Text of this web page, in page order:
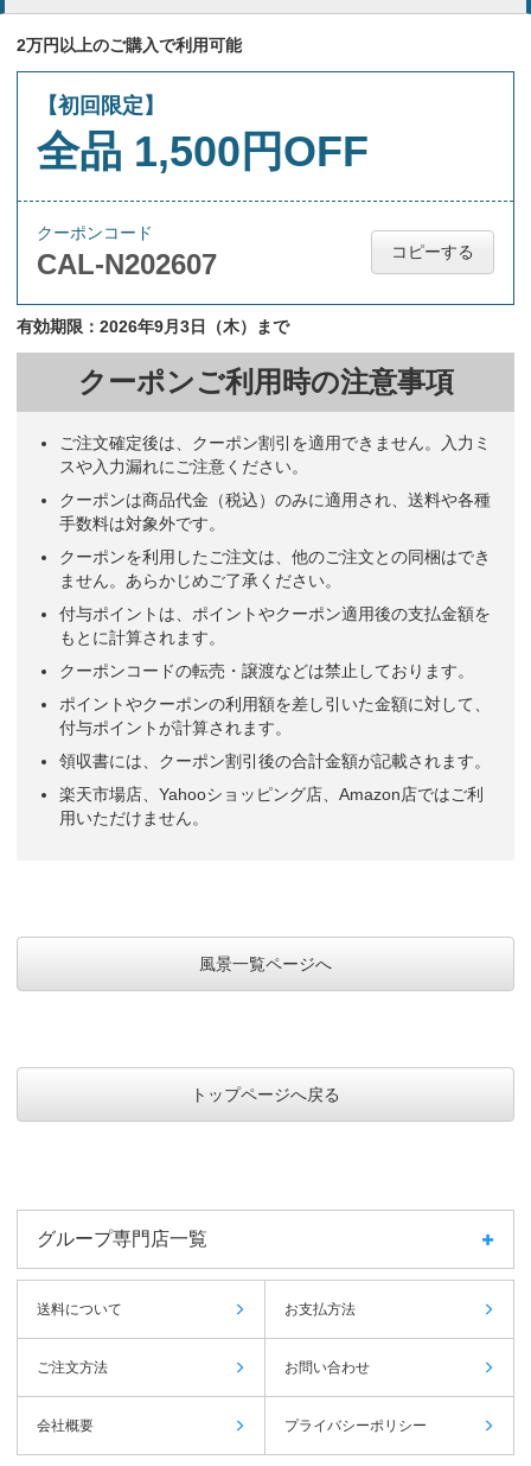
2万円以上のご購入で利用可能
【初回限定】
全品 1,500円OFF
クーポンコード
CAL-N202607 コピーする
有効期限：2026年9月3日（木）まで
クーポンご利用時の注意事項
ご注文確定後は、クーポン割引を適用できません。入力ミ
スや入力漏れにご注意ください。
クーポンは商品代金（税込）のみに適用され、送料や各種
手数料は対象外です。
クーポンを利用したご注文は、他のご注文との同梱はでき
ません。あらかじめご了承ください。
付与ポイントは、ポイントやクーポン適用後の支払金額を
もとに計算されます。
クーポンコードの転売・譲渡などは禁止しております。
ポイントやクーポンの利用額を差し引いた金額に対して、
付与ポイントが計算されます。
領収書には、クーポン割引後の合計金額が記載されます。
楽天市場店、Yahooショッピング店、Amazon店ではご利
用いただけません。
風景一覧ページへ
トップページへ戻る
グループ専門店一覧
送料について お支払方法
ご注文方法 お問い合わせ
会社概要 プライバシーポリシー